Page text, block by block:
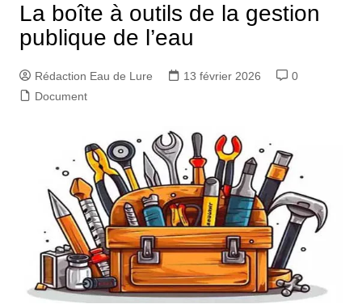
La boîte à outils de la gestion
publique de l’eau
Rédaction Eau de Lure 13 février 2026
0
Document